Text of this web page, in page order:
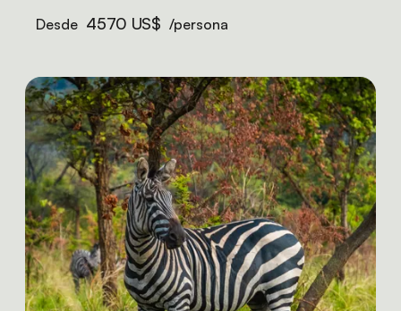
Desde 4570 US$ /persona